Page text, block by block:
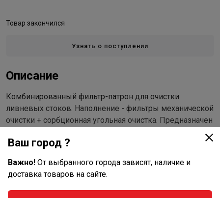
Товар закончился
Узнать о поступлении
Описание
Комбинированный фильтр-патрон для очистки
ливневых стоков. Наполнение - фильтры механической
очистки + сорбционная угольная очистка. Предназначен
м3/час 4 - 8
л/с 1,2 - 2,5
Ваш город ?
Важно! От выбранного города зависят, наличие и
доставка товаров на сайте.